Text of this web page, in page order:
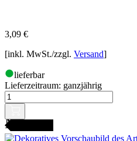
3,09 €
[inkl. MwSt./zzgl. Versand]
lieferbar
Lieferzeitraum: ganzjährig